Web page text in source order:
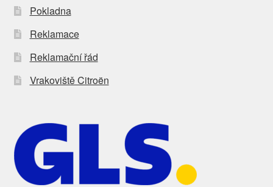
Pokladna
Reklamace
Reklamační řád
Vrakoviště Citroën